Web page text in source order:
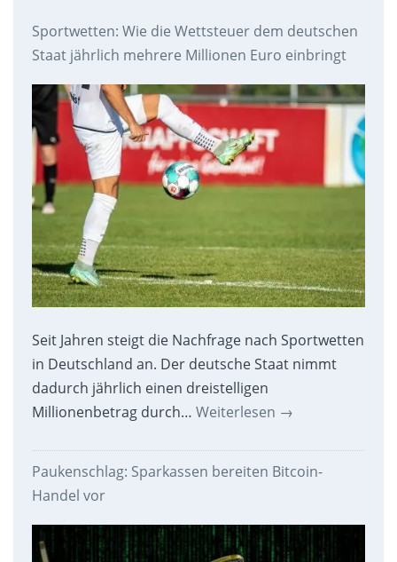
Sportwetten: Wie die Wettsteuer dem deutschen
Staat jährlich mehrere Millionen Euro einbringt
Seit Jahren steigt die Nachfrage nach Sportwetten
in Deutschland an. Der deutsche Staat nimmt
dadurch jährlich einen dreistelligen
Millionenbetrag durch… Weiterlesen →
Paukenschlag: Sparkassen bereiten Bitcoin-
Handel vor